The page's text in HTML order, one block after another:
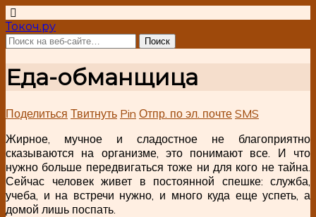
Токоч.ру
Еда-обманщица
Поделиться Твитнуть Pin Отпр. по эл. почте SMS
Жирное, мучное и сладостное не благоприятно
сказываются на организме, это понимают все. И что
нужно больше передвигаться тоже ни для кого не тайна.
Сейчас человек живет в постоянной спешке: служба,
учеба, и на встречи нужно, и много куда еще успеть, а
домой лишь поспать.